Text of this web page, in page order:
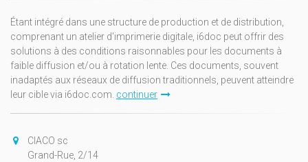
Étant intégré dans une structure de production et de distribution,
comprenant un atelier d'imprimerie digitale, i6doc peut offrir des
solutions à des conditions raisonnables pour les documents à
faible diffusion et/ou à rotation lente. Ces documents, souvent
inadaptés aux réseaux de diffusion traditionnels, peuvent atteindre
leur cible via i6doc.com. continuer
CIACO sc
Grand-Rue, 2/14